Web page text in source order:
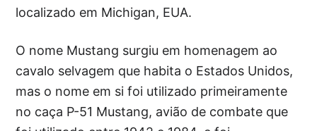
localizado em Michigan, EUA.
O nome Mustang surgiu em homenagem ao
cavalo selvagem que habita o Estados Unidos,
mas o nome em si foi utilizado primeiramente
no caça P-51 Mustang, avião de combate que